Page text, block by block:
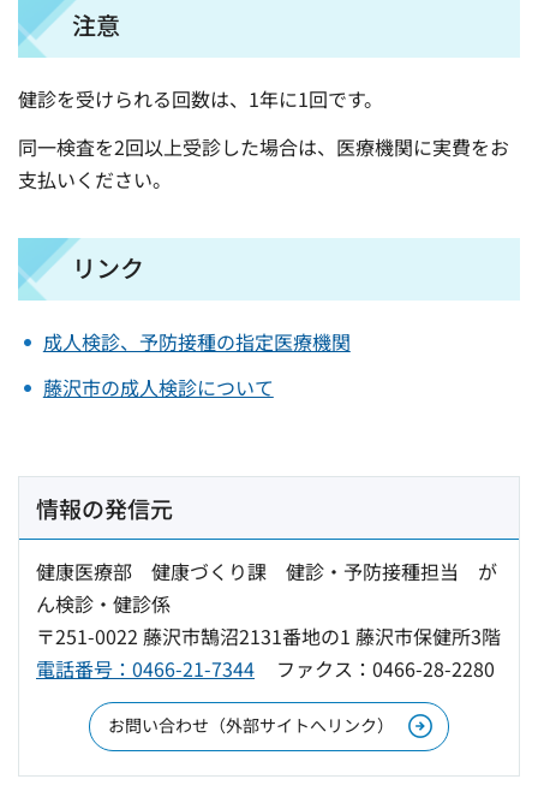
注意
健診を受けられる回数は、1年に1回です。
同一検査を2回以上受診した場合は、医療機関に実費をお
支払いください。
リンク
成人検診、予防接種の指定医療機関
藤沢市の成人検診について
情報の発信元
健康医療部 健康づくり課 健診・予防接種担当 が
ん検診・健診係
〒251-0022 藤沢市鵠沼2131番地の1 藤沢市保健所3階
電話番号：0466-21-7344
ファクス：0466-28-2280
お問い合わせ（外部サイトへリンク）